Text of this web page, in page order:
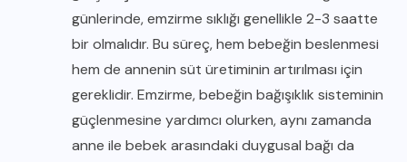
günlerinde, emzirme sıklığı genellikle 2-3 saatte
bir olmalıdır. Bu süreç, hem bebeğin beslenmesi
hem de annenin süt üretiminin artırılması için
gereklidir. Emzirme, bebeğin bağışıklık sisteminin
güçlenmesine yardımcı olurken, aynı zamanda
anne ile bebek arasındaki duygusal bağı da